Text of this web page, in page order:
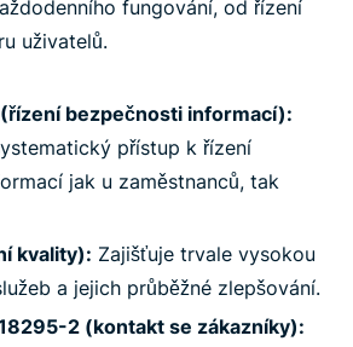
fungování, od řízení
uživatelů.
(řízení bezpečnosti informací):
přístup k řízení
jak u zaměstnanců, tak
kvality): Zajišťuje trvale vysokou
a jejich průběžné zlepšování.
2 (kontakt se zákazníky):